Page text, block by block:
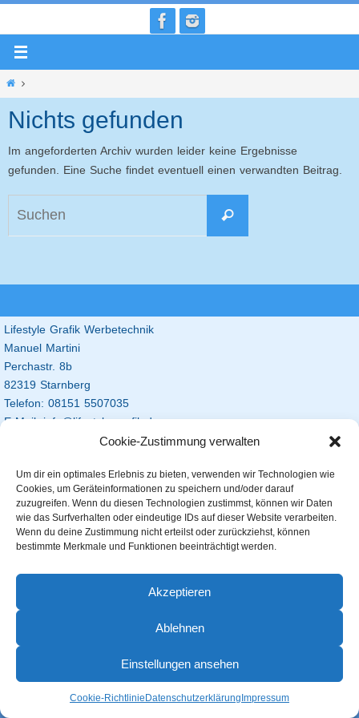
Cookie-Zustimmung verwalten
Um dir ein optimales Erlebnis zu bieten, verwenden wir Technologien wie
Cookies, um Geräteinformationen zu speichern und/oder darauf
zuzugreifen. Wenn du diesen Technologien zustimmst, können wir Daten
wie das Surfverhalten oder eindeutige IDs auf dieser Website verarbeiten.
Wenn du deine Zustimmung nicht erteilst oder zurückziehst, können
bestimmte Merkmale und Funktionen beeinträchtigt werden.
Akzeptieren
Ablehnen
Einstellungen ansehen
Cookie-Richtlinie Datenschutzerklärung Impressum
Inhalt
springen
Home
Nichts gefunden
Im angeforderten Archiv wurden leider keine Ergebnisse
gefunden. Eine Suche findet eventuell einen verwandten Beitrag.
Suchen
Lifestyle Grafik Werbetechnik
Manuel Martini
Perchastr. 8b
82319 Starnberg
Telefon: 08151 5507035
E-Mail: info@lifestyle-grafik.de
Lifestyle Grafik Werbetechnik
Powered byNirvana&WordPress.